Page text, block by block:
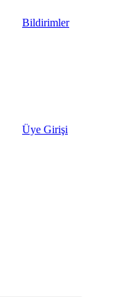
Bildirimler
Üye Girişi